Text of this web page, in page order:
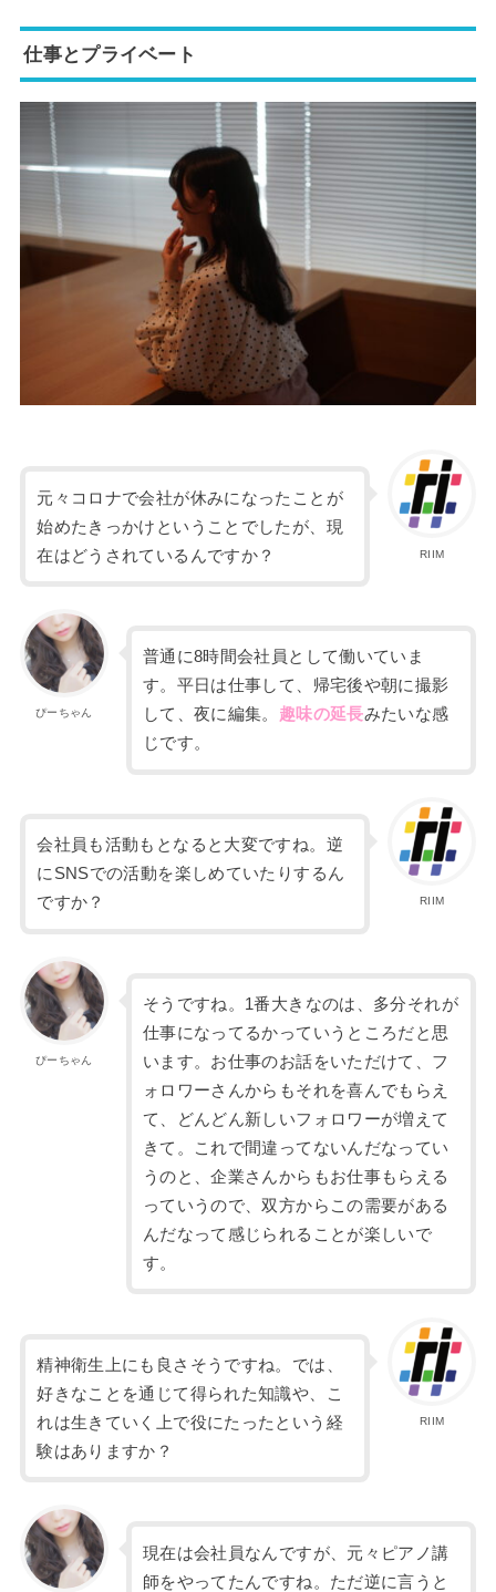
仕事とプライベート
RIIM
元々コロナで会社が休みになったことが
始めたきっかけということでしたが、現
在はどうされているんですか？
ぴーちゃん
普通に8時間会社員として働いていま
す。 平日は仕事して、帰宅後や朝に撮影
して、夜に編集。 趣味の延長みたいな感
じです。
RIIM
会社員も活動もとなると大変ですね。逆
にSNSでの活動を楽しめていたりするん
ですか？
ぴーちゃん
そうですね。 1番大きなのは、多分それが
仕事になってるかっていうところだと思
います。お仕事のお話をいただけて、 フ
ォロワーさんからもそれを喜んでもらえ
て、どんどん新しいフォロワーが増えて
きて。これで間違 ってないんだなってい
うのと、企業さんからもお仕事もらえる
っていうので、 双方からこの需要がある
んだなって感じられることが楽しいで
す。
RIIM
精神衛生上にも良さそうですね。では、
好きなことを通じて得られた知識や、こ
れは生きていく上で役にたったという経
験はありますか？
現在は会社員なんですが、元々ピアノ講
師をやってたんですね。ただ逆に言うと